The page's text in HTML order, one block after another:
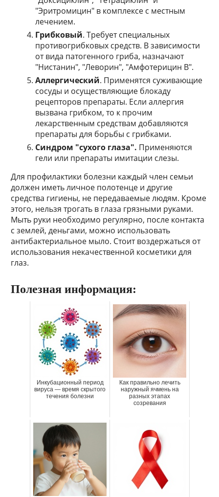
"Эритромицин" в комплексе с местным
лечением.
Грибковый. Требует специальных
противогрибковых средств. В зависимости
от вида патогенного гриба, назначают
"Нистанин", "Леворин", "Амфотерицин В".
Аллергический. Применятся суживающие
сосуды и осуществляющие блокаду
рецепторов препараты. Если аллергия
вызвана грибком, то к прочим
лекарственным средствам добавляются
препараты для борьбы с грибками.
Синдром "сухого глаза". Применяются
гели или препараты имитации слезы.
Для профилактики болезни каждый член семьи
должен иметь личное полотенце и другие
средства гигиены, не передаваемые людям. Кроме
этого, нельзя трогать в глаза грязными руками.
Мыть руки необходимо регулярно, после контакта
с землей, деньгами, можно использовать
антибактериальное мыло. Стоит воздержаться от
использования некачественной косметики для
глаз.
Полезная информация:
Инкубационный период
вируса — время скрытого
течения болезни
Как правильно лечить
наружный ячмень на
разных этапах
созревания